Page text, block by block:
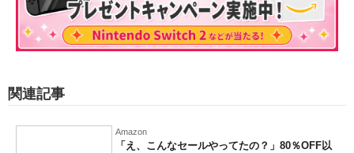
関連記事
Amazon
「え、こんなセールやってたの？」80％OFF以